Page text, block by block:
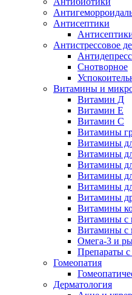
Антисептики
Антистрессовое
Снотворное
Витамины и
Витамин Д
Витамин Е
Витамин С
Витамины
Витамины
Витамины
Витамины
Витамины
Витамины
Витамины
Витамины
Витамины с
Витамины с
Омега-3 и
Препараты
Гомеопатия
Дерматология